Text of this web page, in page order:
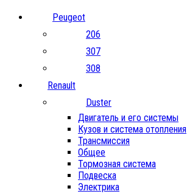
Peugeot
206
307
308
Renault
Duster
Двигатель и его системы
Кузов и система отопления
Трансмиссия
Общее
Тормозная система
Подвеска
Электрика